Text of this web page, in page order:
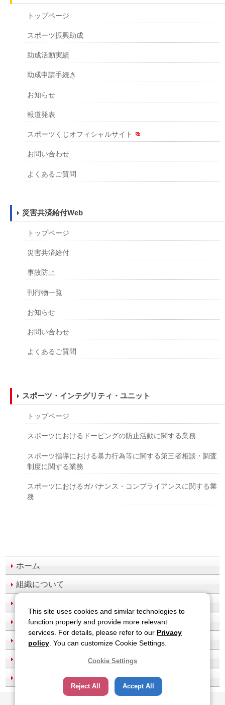
ホーム
組織について
情報公開
調達情報
トップページ
スポーツ振興助成
助成活動実績
助成申請手続き
お知らせ
報道発表
スポーツくじオフィシャルサイト
お問い合わせ
よくあるご質問
災害共済給付Web
トップページ
災害共済給付
事故防止
刊行物一覧
お知らせ
お問い合わせ
よくあるご質問
スポーツ・インテグリティ・ユニット
トップページ
スポーツにおけるドーピングの防止活動に関する業務
スポーツ指導における暴力行為等に関する第三者相談・調査
制度に関する業務
スポーツにおけるガバナンス・コンプライアンスに関する業
務
This site uses cookies and similar technologies to
function properly and provide more relevant
services. For details, please refer to our Privacy
policy . You can customize Cookie Settings.
Cookie Settings
Reject All Accept All